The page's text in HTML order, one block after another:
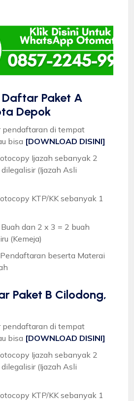
Paket A
Depok
pendaftaran di tempat
bisa [DOWNLOAD DISINI]
Ijazah sebanyak 2
(Ijazah Asli
KTP/KK sebanyak 1
dan 2 x 3 = 2 buah
(Kemeja)
beserta Materai
Paket B Cilodong,
pendaftaran di tempat
bisa [DOWNLOAD DISINI]
Ijazah sebanyak 2
(Ijazah Asli
KTP/KK sebanyak 1